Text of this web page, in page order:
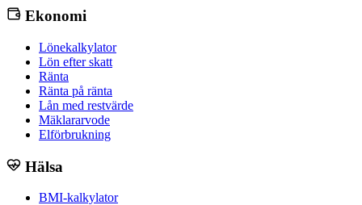
Ekonomi
Lönekalkylator
Lön efter skatt
Ränta
Ränta på ränta
Lån med restvärde
Mäklararvode
Elförbrukning
Hälsa
BMI-kalkylator